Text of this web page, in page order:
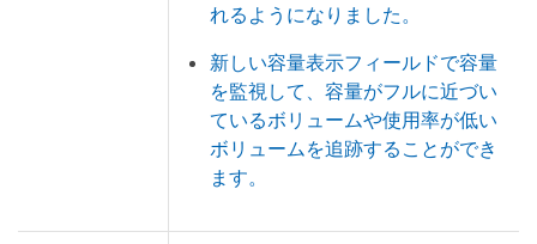
れるようになりました。
新しい容量表示フィールドで容量
を監視して、容量がフルに近づい
ているボリュームや使用率が低い
ボリュームを追跡することができ
ます。